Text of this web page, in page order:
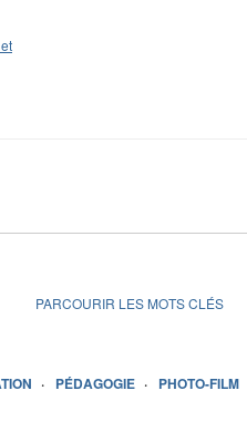
PARCOURIR LES MOTS CLÉS
PÉDAGOGIE PHOTO-FILM